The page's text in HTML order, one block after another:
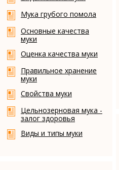
Мука грубого помола
Основные качества
муки
Оценка качества муки
Правильное хранение
муки
Свойства муки
Цельнозерновая мука -
залог здоровья
Виды и типы муки
Ячмень
луговой